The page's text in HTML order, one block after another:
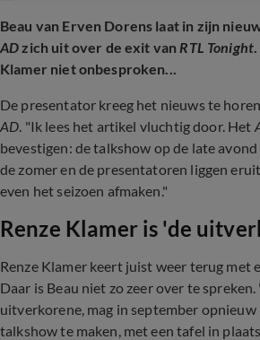
Beau van Erven Dorens laat in zijn
ADzich uit over de exit van RTL Tonight
Klamer niet onbesproken...
De presentator kreeg het nieuws te
AD. "Ik lees het artikel vluchtig door. Het
bevestigen: de talkshow op de late
de zomer en de presentatoren liggen
even het seizoen afmaken."
Renze Klamer is 'de
Renze Klamer keert juist weer terug met
Daar is Beau niet zo zeer over te spreken.
uitverkorene, mag in september opnieuw
talkshow te maken, met een tafel in